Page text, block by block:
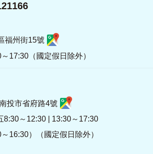
福州街15號
17:30（國定假日除外）
投市省府路4號
～12:30 | 13:30～17:30
16:30）（國定假日除外）